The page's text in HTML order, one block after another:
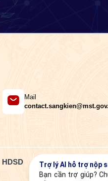
Mail
HDSD Theo dõi:
Trợ lý AI hỗ trợ
Bạn cần trợ giúp?